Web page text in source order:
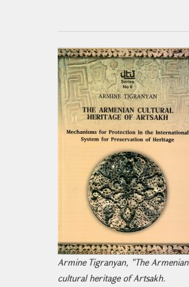
Armine Tigranyan, "The Armenian
cultural heritage of Artsakh.